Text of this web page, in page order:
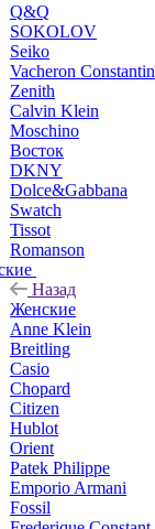
Q&Q
SOKOLOV
Seiko
Vacheron Constantin
Zenith
Calvin Klein
Moschino
Восток
DKNY
Dolce&Gabbana
Swatch
Tissot
Romanson
Назад
Женские
Anne Klein
Breitling
Casio
Chopard
Citizen
Hublot
Orient
Patek Philippe
Emporio Armani
Fossil